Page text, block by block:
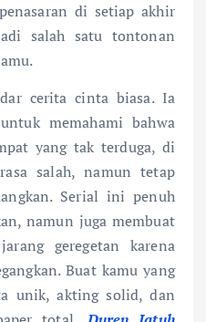
di setiap akhir
salah satu tontonan
cerita cinta biasa. Ia
memahami bahwa
yang tak terduga, di
salah, namun tetap
Serial ini penuh
namun juga membuat
geregetan karena
Buat kamu yang
unik, akting solid, dan